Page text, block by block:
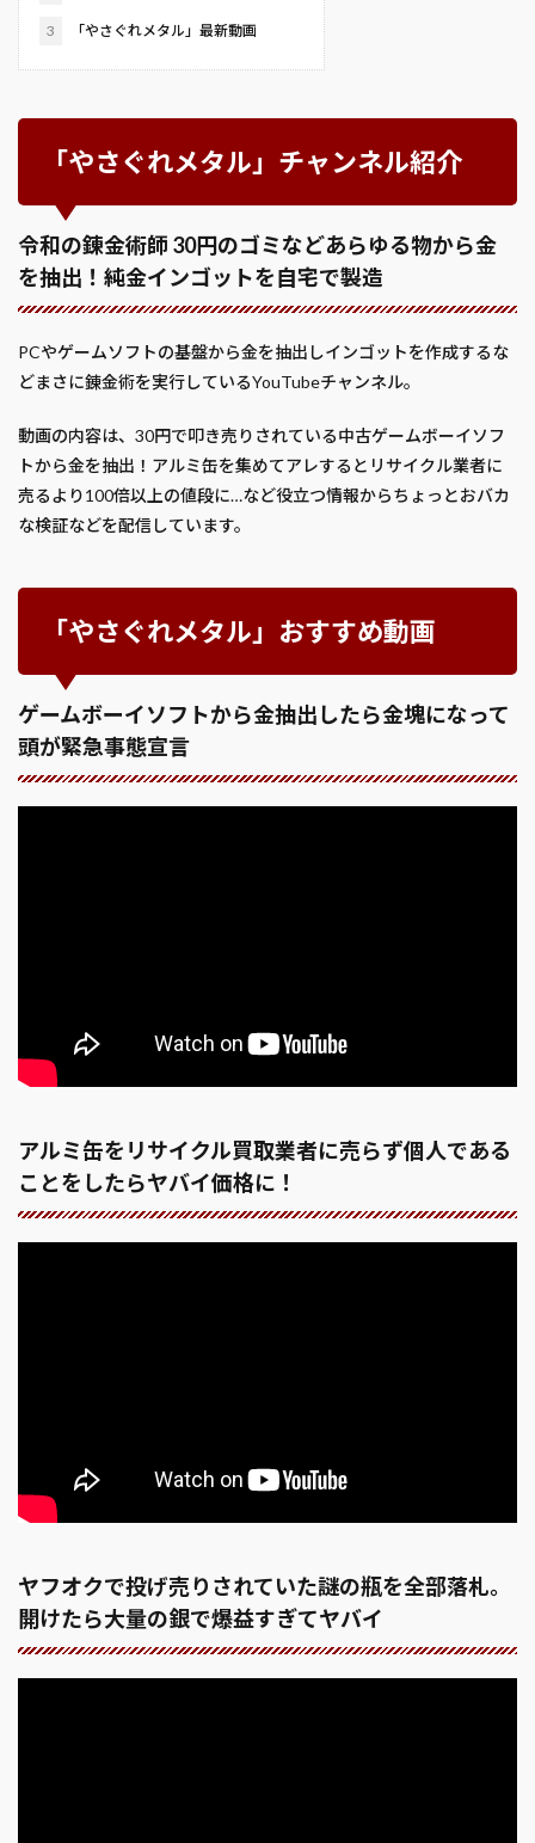
3 「やさぐれメタル」最新動画
「やさぐれメタル」チャンネル紹介
令和の錬金術師 30円のゴミなどあらゆる物から金
を抽出！純金インゴットを自宅で製造
PCやゲームソフトの基盤から金を抽出しインゴットを作成するな
どまさに錬金術を実行しているYouTubeチャンネル。
動画の内容は、30円で叩き売りされている中古ゲームボーイソフ
トから金を抽出！アルミ缶を集めてアレするとリサイクル業者に
売るより100倍以上の値段に…など役立つ情報からちょっとおバカ
な検証などを配信しています。
「やさぐれメタル」おすすめ動画
ゲームボーイソフトから金抽出したら金塊になって
頭が緊急事態宣言
アルミ缶をリサイクル買取業者に売らず個人である
ことをしたらヤバイ価格に！
ヤフオクで投げ売りされていた謎の瓶を全部落札。
開けたら大量の銀で爆益すぎてヤバイ